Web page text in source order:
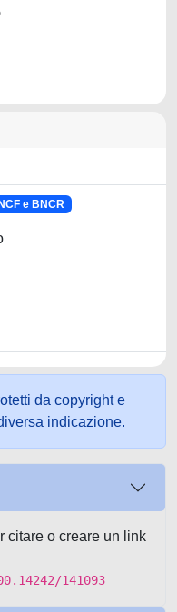
e BNCR
da copyright e
indicazione.
citare o creare un link
141093